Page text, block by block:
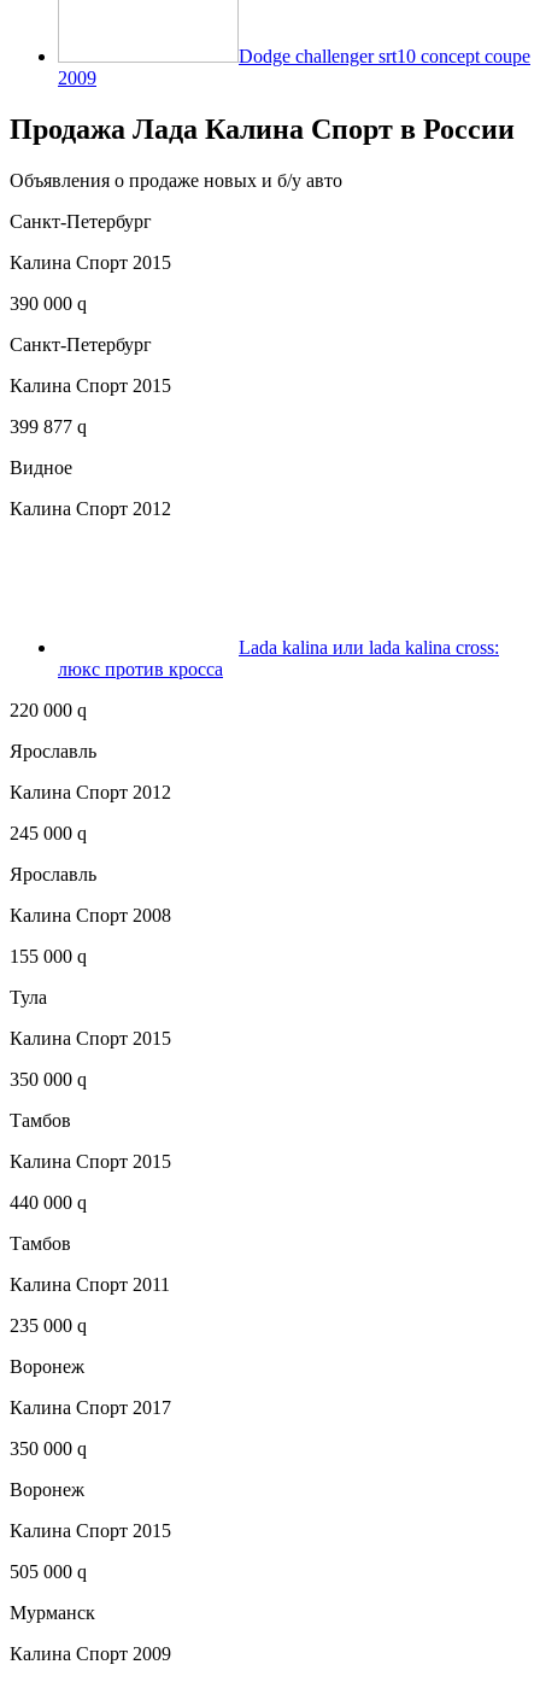
Dodge challenger srt10 concept coupe
2009
Продажа Лада Калина Спорт в России
Объявления о продаже новых и б/у авто
Санкт-Петербург
Калина Спорт 2015
390 000 q
Санкт-Петербург
Калина Спорт 2015
399 877 q
Видное
Калина Спорт 2012
Lada kalina или lada kalina cross:
люкс против кросса
220 000 q
Ярославль
Калина Спорт 2012
245 000 q
Ярославль
Калина Спорт 2008
155 000 q
Тула
Калина Спорт 2015
350 000 q
Тамбов
Калина Спорт 2015
440 000 q
Тамбов
Калина Спорт 2011
235 000 q
Воронеж
Калина Спорт 2017
350 000 q
Воронеж
Калина Спорт 2015
505 000 q
Мурманск
Калина Спорт 2009